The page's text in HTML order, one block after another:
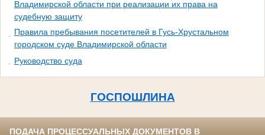
Владимирской области при реализации их права на
судебную защиту
Правила пребывания посетителей в Гусь-Хрустальном
городском суде Владимирской области
Руководство суда
ГОСПОШЛИНА
ПОДАЧА ПРОЦЕССУАЛЬНЫХ ДОКУМЕНТОВ В